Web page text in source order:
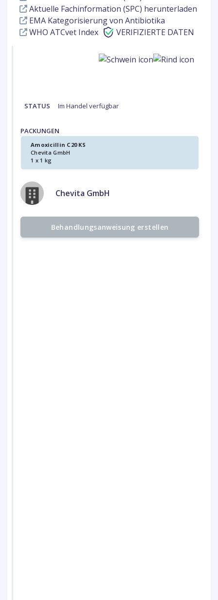
Aktuelle Fachinformation (SPC) herunterladen
EMA Kategorisierung von Antibiotika
WHO ATCvet Index
VERIFIZIERTE DATEN
STATUS Im Handel verfügbar
PACKUNGEN
Amoxicillin C20 KS
Chevita GmbH
1 x 1 kg
Chevita GmbH
Behandlungsanweisung erstellen